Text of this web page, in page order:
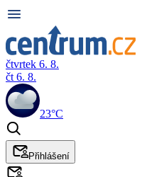
čtvrtek 6. 8.
čt 6. 8.
23°C
Přihlášení